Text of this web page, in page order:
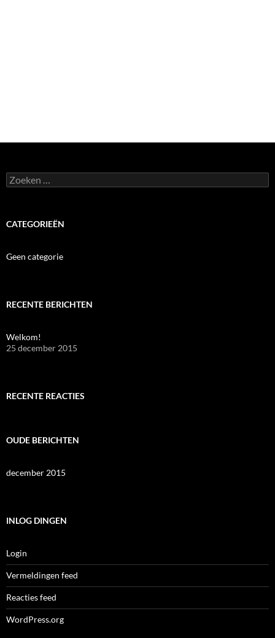
Zoeken
naar:
CATEGORIEËN
Geen categorie
RECENTE BERICHTEN
Welkom!
25 december 2015
RECENTE REACTIES
OUDE BERICHTEN
december 2015
INLOG DINGEN
Login
Vermeldingen feed
Reacties feed
WordPress.org